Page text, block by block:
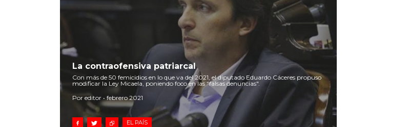
La contraofensiva patriarcal
Con más de 50 femicidios en lo que va del 2021, el diputado Eduardo Cáceres propuso
modificar la Ley Micaela, poniendo foco en las “falsas denuncias".
Por editor • febrero 2021
EL PAÍS